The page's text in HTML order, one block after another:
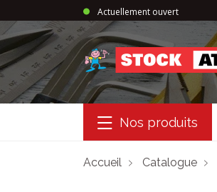
Actuellement ouvert
StockAth
Nos produits
Accueil Catalogue